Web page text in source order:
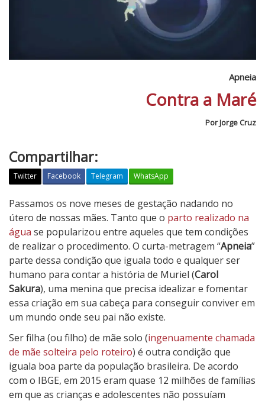
Apneia
Contra a Maré
Por Jorge Cruz
Compartilhar:
Twitter Facebook Telegram WhatsApp
A
p
n
e
i
a
Passamos os nove meses de gestação nadando no
útero de nossas mães. Tanto que o parto realizado na
água se popularizou entre aqueles que tem condições
de realizar o procedimento. O curta-metragem “Apneia”
parte dessa condição que iguala todo e qualquer ser
humano para contar a história de Muriel (Carol
Sakura), uma menina que precisa idealizar e fomentar
essa criação em sua cabeça para conseguir conviver em
um mundo onde seu pai não existe.
Ser filha (ou filho) de mãe solo (ingenuamente chamada
de mãe solteira pelo roteiro) é outra condição que
iguala boa parte da população brasileira. De acordo
com o IBGE, em 2015 eram quase 12 milhões de famílias
em que as crianças e adolescentes não possuíam